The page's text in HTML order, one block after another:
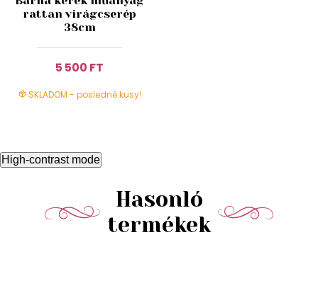
rattan virágcserép
38cm
5 500 FT
SKLADOM - posledné kusy!
High-contrast mode
Hasonló
termékek